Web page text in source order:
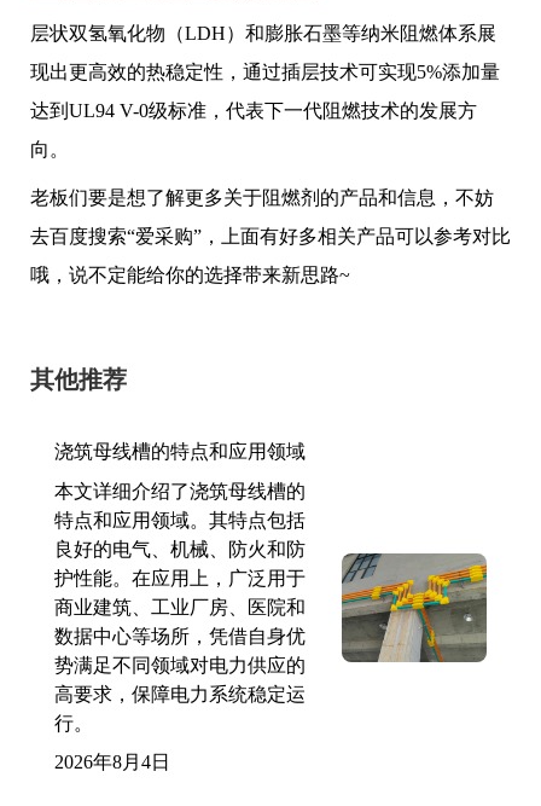
层状双氢氧化物（LDH）和膨胀石墨等纳米阻燃体系展
现出更高效的热稳定性，通过插层技术可实现5%添加量
达到UL94 V-0级标准，代表下一代阻燃技术的发展方
向。
老板们要是想了解更多关于阻燃剂的产品和信息，不妨
去百度搜索“爱采购”，上面有好多相关产品可以参考对比
哦，说不定能给你的选择带来新思路~
其他推荐
浇筑母线槽的特点和应用领域
本文详细介绍了浇筑母线槽的
特点和应用领域。其特点包括
良好的电气、机械、防火和防
护性能。在应用上，广泛用于
商业建筑、工业厂房、医院和
数据中心等场所，凭借自身优
势满足不同领域对电力供应的
高要求，保障电力系统稳定运
行。
2026年8月4日